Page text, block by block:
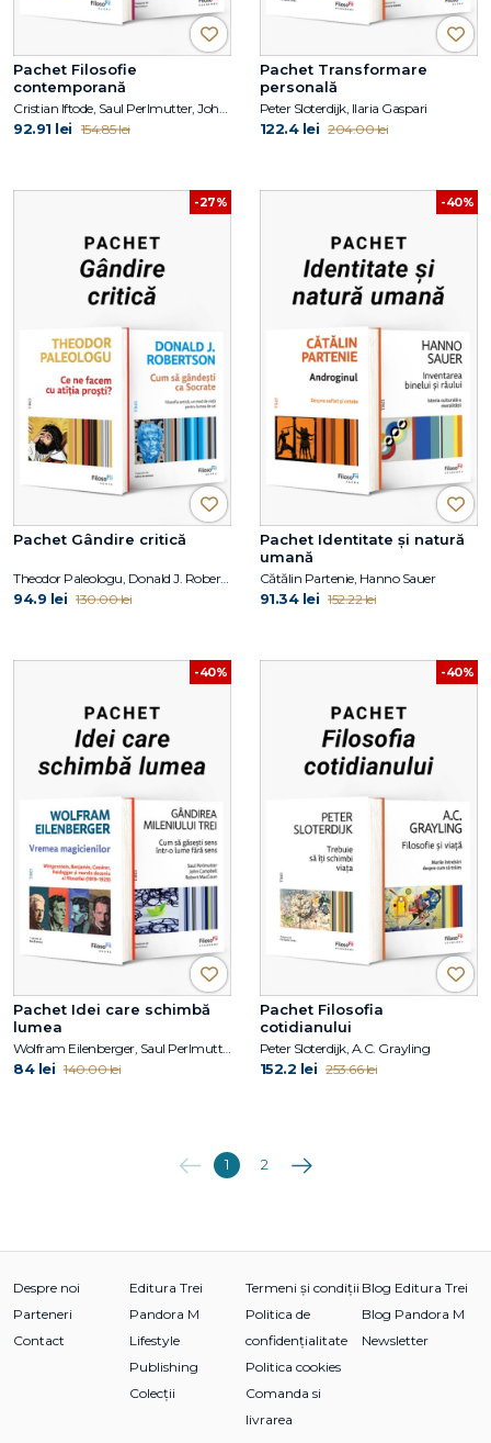
Pachet Filosofie
contemporană
92.91 lei 154.85 lei
Pachet Transformare
personală
Peter Sloterdijk, Ilaria Gaspari
122.4 lei 204.00 lei
-27%
Pachet Gândire critică
Theodor Paleologu, Donald J. Robertson
94.9 lei 130.00 lei
-40%
Pachet Identitate și natură
umană
Cătălin Partenie, Hanno Sauer
91.34 lei 152.22 lei
-40%
Pachet Idei care schimbă
lumea
84 lei 140.00 lei
-40%
Pachet Filosofia
cotidianului
Peter Sloterdijk, A.C. Grayling
152.2 lei 253.66 lei
Anterioara
1 2 Următoarea
Despre noi
Parteneri
Contact
Editura Trei
Pandora M
Lifestyle
Publishing
Colecții
Termeni și condiții
Politica de
confidențialitate
Politica cookies
Comanda si
livrarea
Blog Editura Trei
Blog Pandora M
Newsletter